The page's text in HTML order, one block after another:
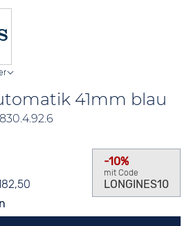
41mm blau
-10%
mit Code
LONGINES10